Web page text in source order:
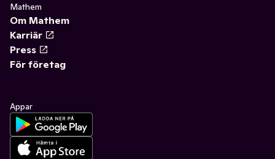
Mathem
Om Mathem
Karriär
Press
För företag
Appar